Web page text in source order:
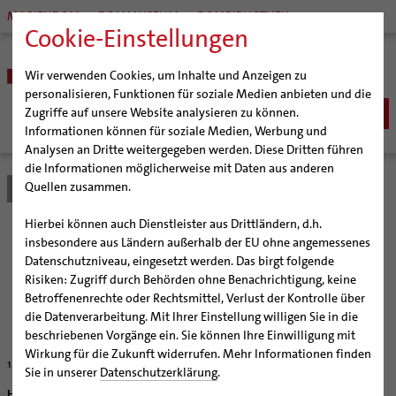
Cookie-Einstellungen
Wir verwenden Cookies, um Inhalte und Anzeigen zu
personalisieren, Funktionen für soziale Medien anbieten und die
Zugriffe auf unsere Website analysieren zu können.
Informationen können für soziale Medien, Werbung und
Analysen an Dritte weitergegeben werden. Diese Dritten führen
die Informationen möglicherweise mit Daten aus anderen
Quellen zusammen.
Hierbei können auch Dienstleister aus Drittländern, d.h.
insbesondere aus Ländern außerhalb der EU ohne angemessenes
Datenschutzniveau, eingesetzt werden. Das birgt folgende
Risiken: Zugriff durch Behörden ohne Benachrichtigung, keine
Betroffenenrechte oder Rechtsmittel, Verlust der Kontrolle über
die Datenverarbeitung. Mit Ihrer Einstellung willigen Sie in die
beschriebenen Vorgänge ein. Sie können Ihre Einwilligung mit
Wirkung für die Zukunft widerrufen. Mehr Informationen finden
Sie in unserer Datenschutzerklärung.
MARIENDOM DOMMUSEUM DOMBIBLIOTHEK
BISTUM
Bischöfe
Weihbischof Dr. Martin Marahrens
Bischof em. Norbert Trelle
Weihbischof em. Bongartz
Weihbischof em. Schwerdtfeger
Weihbischof em. Koitz
Bischof em. Dr. Wüstenberg
Generalvikariat
Gremien
Diözesangericht
Gemeindegremien
Pfarrgemeinden
Hildesheimer Dom
Virtueller Rundgang durch den Dom
Tausendjähriger Rosenstock
Die Hildesheimer Dommusik
Wallfahrten | Pilgern
Termine Wallfahrten und Pilgern
Jakobswege im Bistum Hildesheim
Veranstaltungen
Strategieprozess
Jugend
Bistum Hildesheim
Ein Kreuz eckt an
Bischof Norbert Trelle wendet sich bei Chrisammesse
gegen Verletzung religiöser Gefühle
12.04.2006